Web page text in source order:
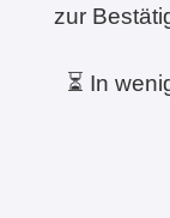
zur
⏳ In